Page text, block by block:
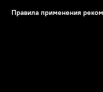
Правила применения